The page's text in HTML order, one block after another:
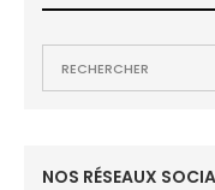
NOS RÉSEAUX